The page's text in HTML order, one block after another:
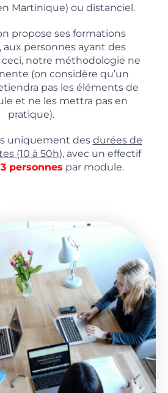
Martinique) ou distanciel.
propose ses formations
personnes ayant des
ceci, notre méthodologie ne
(on considère qu’un
pas les éléments de
et ne les mettra pas en
pratique).
uniquement des durées de
(10 à 50h), avec un effectif
personnes par module.